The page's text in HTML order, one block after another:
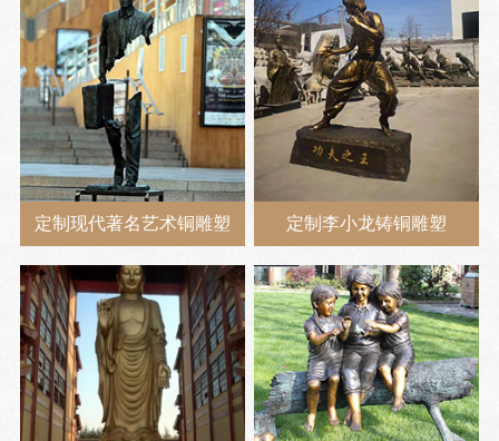
定制现代著名艺术铜雕塑 定制李小龙铸铜雕塑